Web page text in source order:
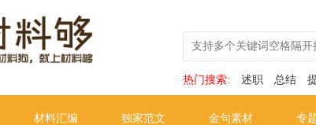
热门搜索: 述职 总结
材料汇编 独家范文 金句素材 专